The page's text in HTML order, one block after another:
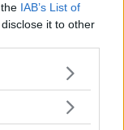
IAB’s List of
it to other
or more Google
You may click to
teknik för att
EU inför en helt